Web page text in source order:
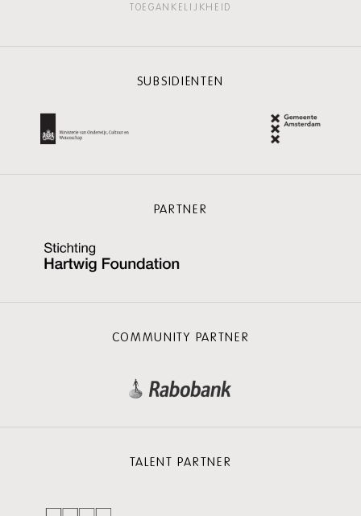
TOEGANKELIJKHEID
SUBSIDIËNTEN
PARTNER
COMMUNITY PARTNER
TALENT PARTNER